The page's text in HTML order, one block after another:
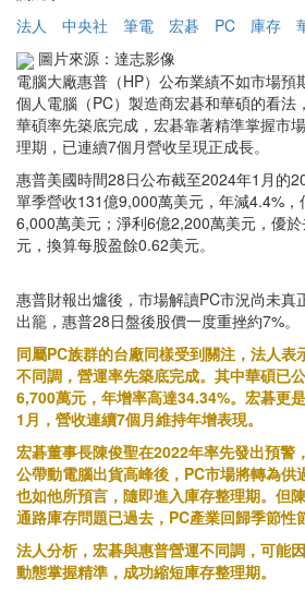
法人
中央社 筆電 宏碁 PC 庫存
圖片來源：達志影像
電腦大廠惠普（HP）公布業績不如市場預
個人電腦（PC）製造商宏碁和華碩的看法
華碩率先築底完成，宏碁靠著精準掌握市
理期，已連續7個月營收呈現正成長。
惠普美國時間28日公布截至2024年1月的
單季營收131億9,000萬美元，年減4.4%
6,000萬美元；淨利6億2,200萬美元，優
元，換算每股盈餘0.62美元。
惠普財報出爐後，市場解讀PC市況尚未真
出籠，惠普28日盤後股價一度重挫約7%。
同屬PC族群的台廠同樣受到關注，法人表
不同調，營運率先築底完成。其中華碩已
6,700萬元，年增率高達34.34%。宏碁更
1月，營收連續7個月維持年增表現。
宏碁董事長陳俊聖在2022年率先發出預警
公帶動電腦出貨高峰後，PC市場將轉為供
也如他所預言，隨即進入庫存整理期。但
通路庫存問題已過去，PC產業回歸季節性
法人分析，宏碁與惠普營運不同調，可能
動態掌握精準，成功縮短庫存整理期。